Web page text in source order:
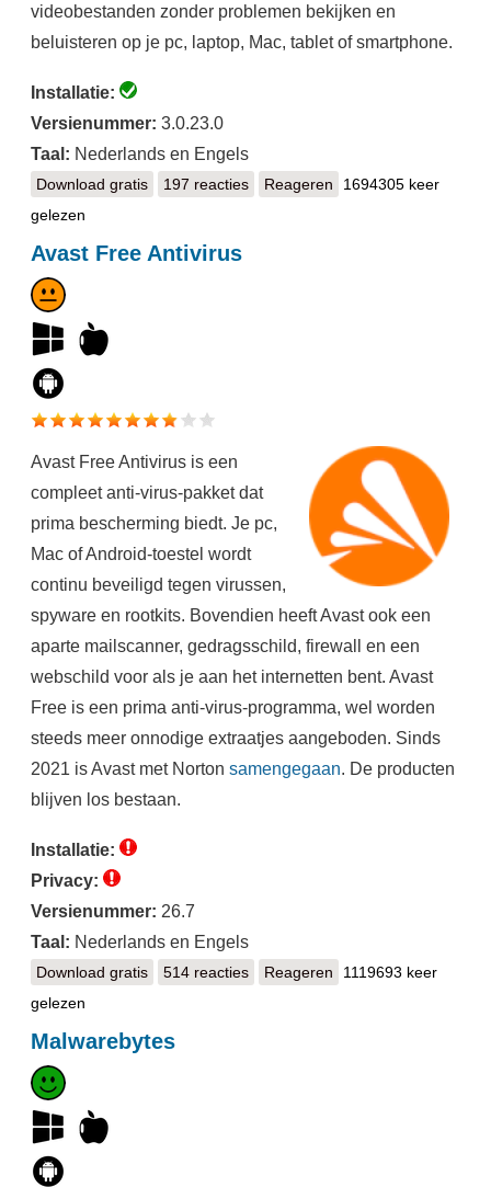
videobestanden zonder problemen bekijken en
beluisteren op je pc, laptop, Mac, tablet of smartphone.
Installatie:
Versienummer: 3.0.23.0
Taal: Nederlands en Engels
Download gratisVLC media player
197 reacties Reageren
1694305 keer
gelezen
Avast Free Antivirus
Avast Free Antivirus is een
compleet anti-virus-pakket dat
prima bescherming biedt. Je pc,
Mac of Android-toestel wordt
continu beveiligd tegen virussen,
spyware en rootkits. Bovendien heeft Avast ook een
aparte mailscanner, gedragsschild, firewall en een
webschild voor als je aan het internetten bent. Avast
Free is een prima anti-virus-programma, wel worden
steeds meer onnodige extraatjes aangeboden. Sinds
2021 is Avast met Norton samengegaan. De producten
blijven los bestaan.
Installatie:
Privacy:
Versienummer: 26.7
Taal: Nederlands en Engels
Download gratisAvast Free Antivirus
514 reacties Reageren
1119693 keer
gelezen
Malwarebytes